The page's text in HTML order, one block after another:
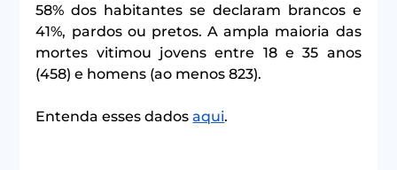
58% dos habitantes se declaram brancos e
41%, pardos ou pretos. A ampla maioria das
mortes vitimou jovens entre 18 e 35 anos
(458) e homens (ao menos 823).
Entenda esses dados aqui.